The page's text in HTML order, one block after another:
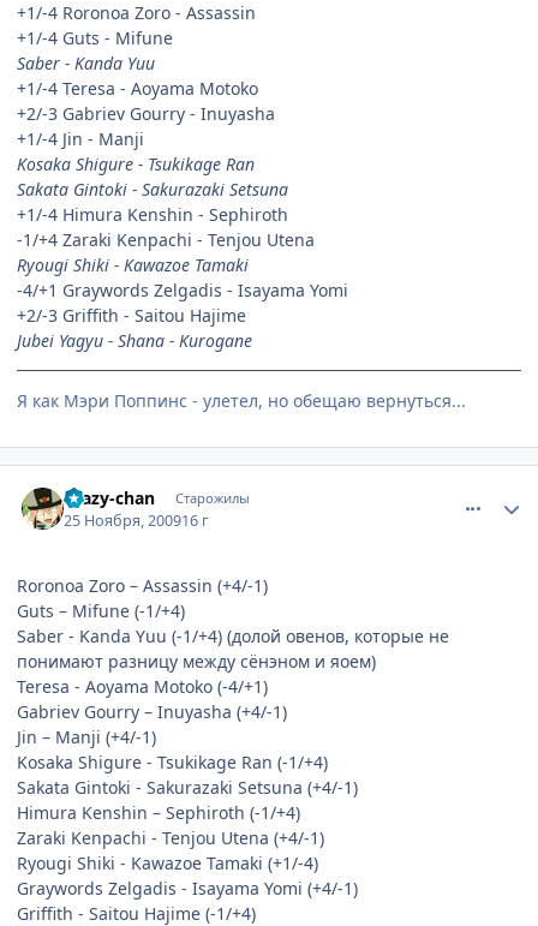
+1/-4 Roronoa Zoro - Assassin
+1/-4 Guts - Mifune
Saber - Kanda Yuu
+1/-4 Teresa - Aoyama Motoko
+2/-3 Gabriev Gourry - Inuyasha
+1/-4 Jin - Manji
Kosaka Shigure - Tsukikage Ran
Sakata Gintoki - Sakurazaki Setsuna
+1/-4 Himura Kenshin - Sephiroth
-1/+4 Zaraki Kenpachi - Tenjou Utena
Ryougi Shiki - Kawazoe Tamaki
-4/+1 Graywords Zelgadis - Isayama Yomi
+2/-3 Griffith - Saitou Hajime
Jubei Yagyu - Shana - Kurogane
Я как Мэри Поппинс - улетел, но обещаю вернуться...
Crazy-chan Старожилы
25 Ноября, 200916 г
Roronoa Zoro – Assassin (+4/-1)
Guts – Mifune (-1/+4)
Saber - Kanda Yuu (-1/+4) (долой овенов, которые не
понимают разницу между сёнэном и яоем)
Teresa - Aoyama Motoko (-4/+1)
Gabriev Gourry – Inuyasha (+4/-1)
Jin – Manji (+4/-1)
Kosaka Shigure - Tsukikage Ran (-1/+4)
Sakata Gintoki - Sakurazaki Setsuna (+4/-1)
Himura Kenshin – Sephiroth (-1/+4)
Zaraki Kenpachi - Tenjou Utena (+4/-1)
Ryougi Shiki - Kawazoe Tamaki (+1/-4)
Graywords Zelgadis - Isayama Yomi (+4/-1)
Griffith - Saitou Hajime (-1/+4)